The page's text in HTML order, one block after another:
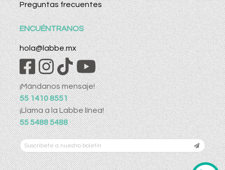
Preguntas frecuentes
ENCUÉNTRANOS
hola@labbe.mx
¡Mándanos mensaje!
55 1410 8551
¡Llama a la Labbe línea!
55 5488 5488